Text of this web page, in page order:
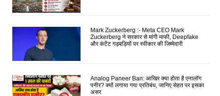
Mark Zuckerberg :- Meta CEO Mark
Zuckerberg ने सरकार से मांगी माफी, Deepfake
और कंटेंट गड़बड़ियों पर स्वीकार की जिम्मेदारी
Analog Paneer Ban: आखिर क्या होता है एनालॉग
पनीर? क्यों लगाया गया प्रतिबंध, जानिए सेहत पर इसका
असर